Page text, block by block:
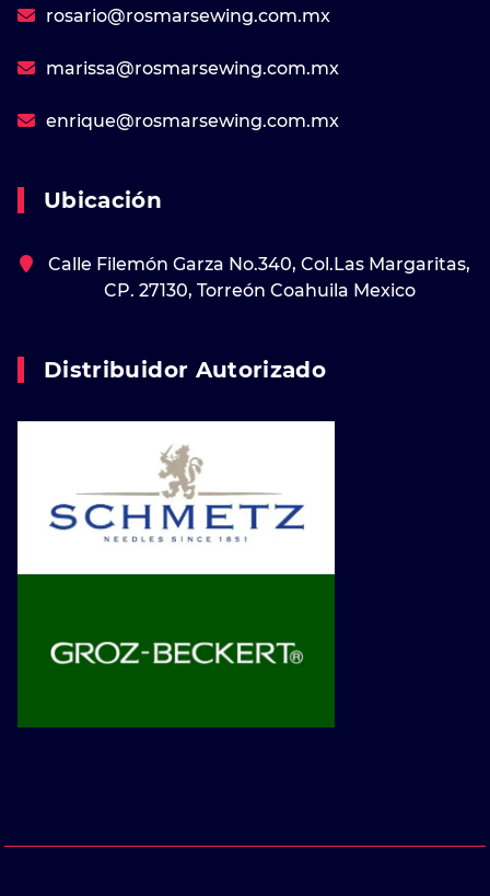
rosario@rosmarsewing.com.mx
marissa@rosmarsewing.com.mx
enrique@rosmarsewing.com.mx
Ubicación
Calle Filemón Garza No.340, Col.Las Margaritas,
CP. 27130, Torreón Coahuila Mexico
Distribuidor Autorizado